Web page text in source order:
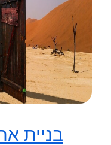
בניית